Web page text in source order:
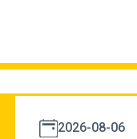
2026-08-06